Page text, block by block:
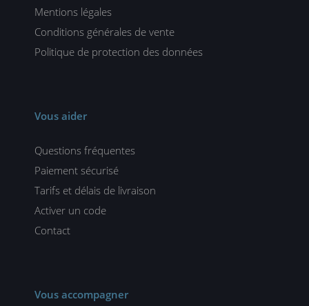
Mentions légales
Conditions générales de vente
Politique de protection des données
Vous aider
Questions fréquentes
Paiement sécurisé
Tarifs et délais de livraison
Activer un code
Contact
Vous accompagner